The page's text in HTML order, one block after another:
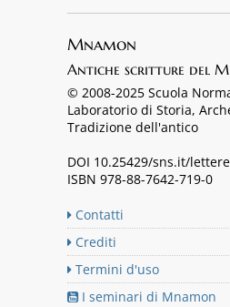
Mnamon
Antiche scritture del
© 2008-2025 Scuola
Laboratorio di Storia,
Tradizione dell'antico
DOI 10.25429/sns.it/
ISBN 978-88-7642-719-0
Contatti
Crediti
Termini d'uso
I seminari di Mnamon